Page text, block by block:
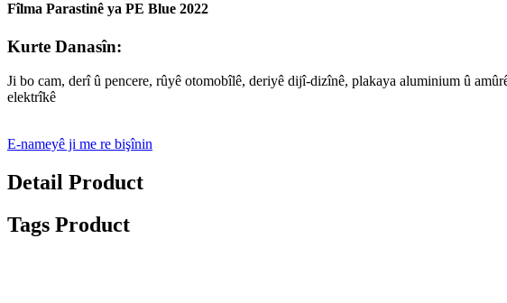
Fîlma Parastinê ya PE Blue 2022
Kurte Danasîn:
Ji bo cam, derî û pencere, rûyê otomobîlê, deriyê dijî-dizînê, plakaya aluminium û
elektrîkê
E-nameyê ji me re bişînin
Detail Product
Tags Product